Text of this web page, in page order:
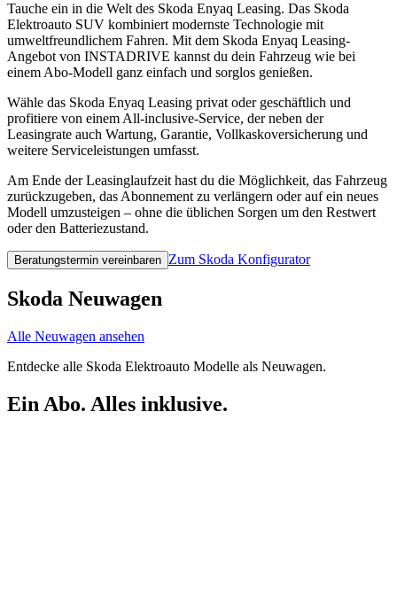
Tauche ein in die Welt des Skoda Enyaq Leasing. Das Skoda
Elektroauto SUV kombiniert modernste Technologie mit
umweltfreundlichem Fahren. Mit dem Skoda Enyaq Leasing-
Angebot von INSTADRIVE kannst du dein Fahrzeug wie bei
einem Abo-Modell ganz einfach und sorglos genießen.
Wähle das Skoda Enyaq Leasing privat oder geschäftlich und
profitiere von einem All-inclusive-Service, der neben der
Leasingrate auch Wartung, Garantie, Vollkaskoversicherung und
weitere Serviceleistungen umfasst.
Am Ende der Leasinglaufzeit hast du die Möglichkeit, das Fahrzeug
zurückzugeben, das Abonnement zu verlängern oder auf ein neues
Modell umzusteigen – ohne die üblichen Sorgen um den Restwert
oder den Batteriezustand.
Beratungstermin vereinbaren Zum Skoda Konfigurator
Skoda Neuwagen
Alle Neuwagen ansehen
Entdecke alle Skoda Elektroauto Modelle als Neuwagen.
Ein Abo. Alles inklusive.